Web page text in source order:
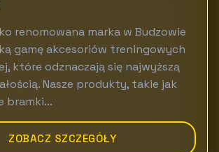
renomowana marka w Budzowie
gamę akcesoriów treningowych
które odznaczają się najwyższą
Nasze produkty, takie jak
bramki...
ZOBACZ SZCZEGÓŁY